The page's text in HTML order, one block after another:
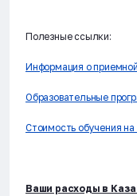
Полезные ссылки:
Информация о
Образовательные
Стоимость обучения
Ваши расходы в